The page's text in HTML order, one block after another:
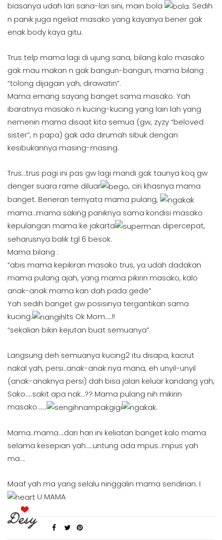
biasanya udah lari sana-lari sini, main bola
. Sedih
n panik juga ngeliat masako yang kayanya bener gak
enak body kaya gitu.
Trus telp mama lagi di ujung sana, bilang kalo masako
gak mau makan n gak bangun-bangun, mama bilang :
“tolong dijagain yah, dirawatin”.
Mama emang sayang banget sama masako. Yah
ibaratnya masako n kucing-kucing yang lain lah yang
nemenin mama disaat kita semua (gw, zyzy “beloved
sister”, n papa) gak ada dirumah sibuk dengan
kesibukannya masing-masing.
Trus…trus pagi ini pas gw lagi mandi gak taunya koq gw
denger suara rame diluar
, ciri khasnya mama
banget. Beneran ternyata mama pulang,
mama…mama saking paniknya sama kondisi masako
kepulangan mama ke jakarta
dipercepat,
seharusnya balik tgl 6 besok.
Mama bilang :
“abis mama kepikiran masako trus, ya udah dadakan
mama pulang ajah, yang mama pikirin masako, kalo
anak-anak mama kan dah pada gede”
Yah sedih banget gw posisinya tergantikan sama
kucing.
Its Ok Mom…..!!
“sekalian bikin kejutan buat semuanya”.
Langsung deh semuanya kucing2 itu disapa, kacrut
nakal yah, persi..anak-anak nya mana, eh unyil-unyil
(anak-anaknya persi) dah bisa jalan keluar kandang yah,
Sako…..sakit apa nak…?? Mama pulang nih mikirin
masako…….
.
Mama..mama….dari hari ini keliatan banget kalo mama
selama kesepian yah…..untung ada mpus…mpus yah
ma….
Maaf yah ma yang selalu ninggalin mama sendirian. I
U MAMA